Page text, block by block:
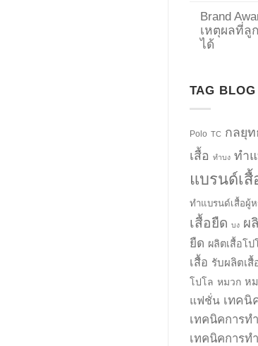
Brand
เหตุผลที่ลู
ได้
TAG BLOG
Polo TC กลยุ
เสื้อ ทำบง ทำ
แบรนด์เสื้
ทำแบรนด์เสื้อผู้
เสื้อยืด บง ผ
ยืด ผลิตเสื้อโป
เสื้อ รับผลิตเสื้
โปโล หมวก ห
แฟชั่น เทคนิ
เทคนิคการท
เทคนิคการท